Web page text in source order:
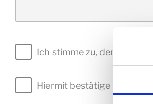
Ich stimme zu, den
Hiermit bestätige ich, dass